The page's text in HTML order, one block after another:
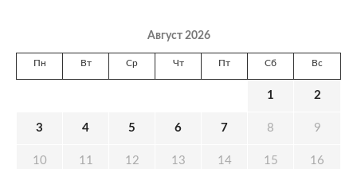
Август 2026
Пн Вт Ср Чт Пт Сб Вс
1 2
3 4 5 6 7 8 9
10 11 12 13 14 15 16